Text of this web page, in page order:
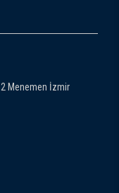
Menemen İzmir